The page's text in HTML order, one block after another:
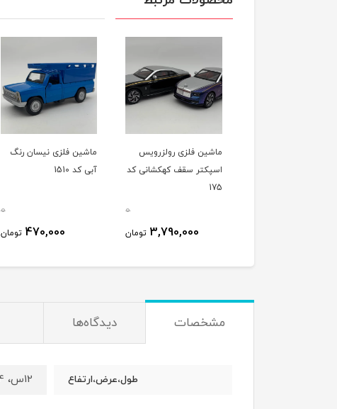
ماشین فلزی رولزرویس
اسپکتر سقف کهکشانی کد
175
0
3,790,000 تومان
ماشین فلزی نیسان رنگ
آبی کد 1510
0
470,000 تومان
مشخصات دیدگاه‌ها
طول،عرض،ارتفاع 12س، 4س، 4س